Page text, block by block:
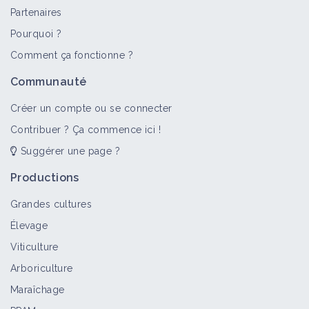
Partenaires
Pourquoi ?
Comment ça fonctionne ?
Communauté
Créer un compte ou se connecter
Contribuer ? Ça commence ici !
Suggérer une page ?
Productions
Grandes cultures
Élevage
Viticulture
Arboriculture
Maraîchage